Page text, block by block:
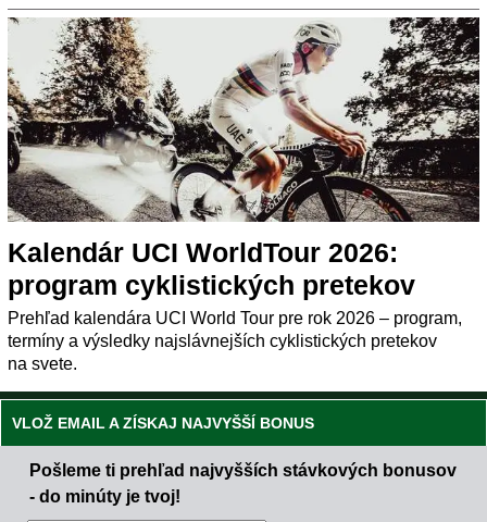
Kalendár UCI WorldTour 2026:
program cyklistických pretekov
Prehľad kalendára UCI World Tour pre rok 2026 – program,
termíny a výsledky najslávnejších cyklistických pretekov
na svete.
VLOŽ EMAIL A ZÍSKAJ NAJVYŠŠÍ BONUS
Pošleme ti prehľad najvyšších stávkových bonusov
- do minúty je tvoj!